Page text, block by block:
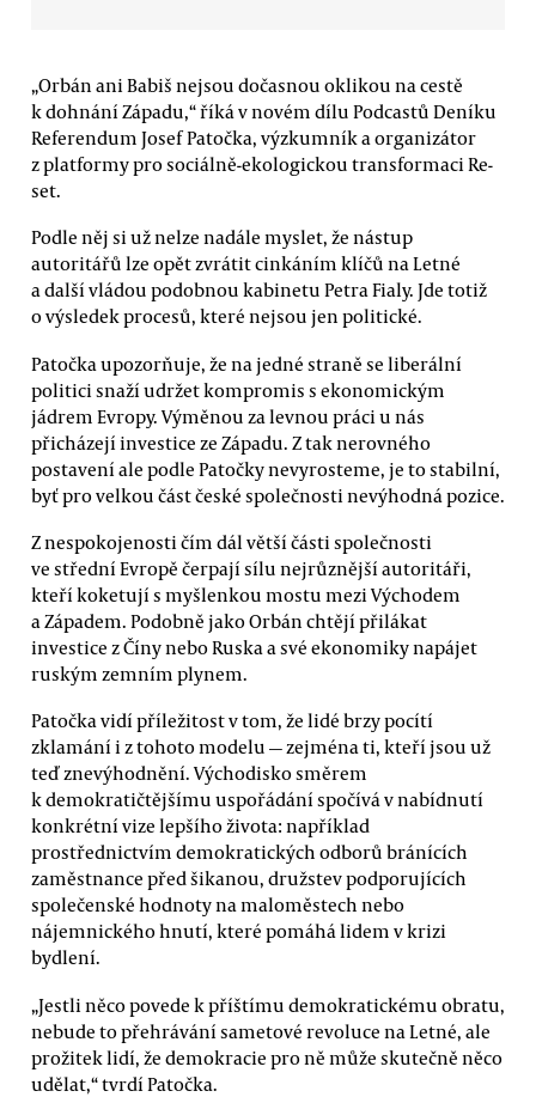
„Orbán ani Babiš nejsou dočasnou oklikou na cestě
k dohnání Západu,“ říká v novém dílu Podcastů Deníku
Referendum Josef Patočka, výzkumník a organizátor
z platformy pro sociálně-ekologickou transformaci Re-
set.
Podle něj si už nelze nadále myslet, že nástup
autoritářů lze opět zvrátit cinkáním klíčů na Letné
a další vládou podobnou kabinetu Petra Fialy. Jde totiž
o výsledek procesů, které nejsou jen politické.
Patočka upozorňuje, že na jedné straně se liberální
politici snaží udržet kompromis s ekonomickým
jádrem Evropy. Výměnou za levnou práci u nás
přicházejí investice ze Západu. Z tak nerovného
postavení ale podle Patočky nevyrosteme, je to stabilní,
byť pro velkou část české společnosti nevýhodná pozice.
Z nespokojenosti čím dál větší části společnosti
ve střední Evropě čerpají sílu nejrůznější autoritáři,
kteří koketují s myšlenkou mostu mezi Východem
a Západem. Podobně jako Orbán chtějí přilákat
investice z Číny nebo Ruska a své ekonomiky napájet
ruským zemním plynem.
Patočka vidí příležitost v tom, že lidé brzy pocítí
zklamání i z tohoto modelu — zejména ti, kteří jsou už
teď znevýhodnění. Východisko směrem
k demokratičtějšímu uspořádání spočívá v nabídnutí
konkrétní vize lepšího života: například
prostřednictvím demokratických odborů bránících
zaměstnance před šikanou, družstev podporujících
společenské hodnoty na maloměstech nebo
nájemnického hnutí, které pomáhá lidem v krizi
bydlení.
„Jestli něco povede k příštímu demokratickému obratu,
nebude to přehrávání sametové revoluce na Letné, ale
prožitek lidí, že demokracie pro ně může skutečně něco
udělat,“ tvrdí Patočka.